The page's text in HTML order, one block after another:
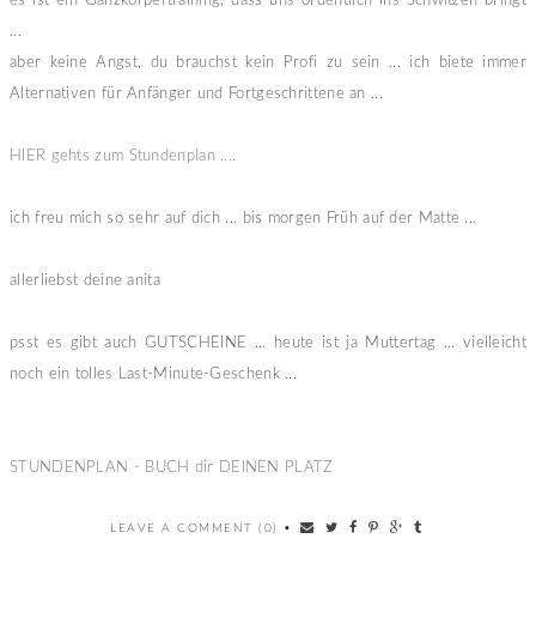
...
aber keine Angst, du brauchst kein Profi zu sein ... ich biete immer
Alternativen für Anfänger und Fortgeschrittene an ...
HIER gehts zum Stundenplan ....
ich freu mich so sehr auf dich ... bis morgen Früh auf der Matte ...
allerliebst deine anita
psst es gibt auch GUTSCHEINE ... heute ist ja Muttertag ... vielleicht
noch ein tolles Last-Minute-Geschenk ...
STUNDENPLAN - BUCH dir DEINEN PLATZ
LEAVE A COMMENT (0) •